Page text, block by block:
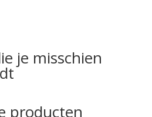
je misschien
producten